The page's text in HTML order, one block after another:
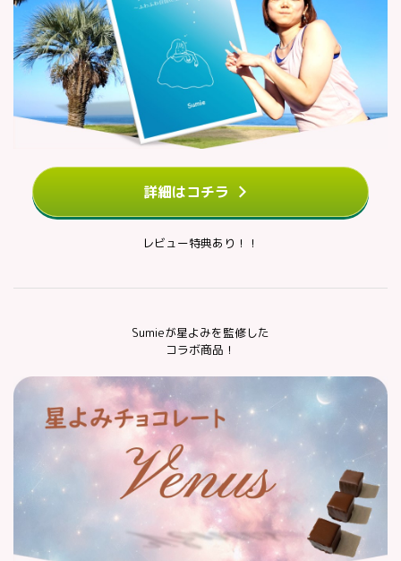
詳細はコチラ
レビュー特典あり！！
Sumieが星よみを監修した
コラボ商品！